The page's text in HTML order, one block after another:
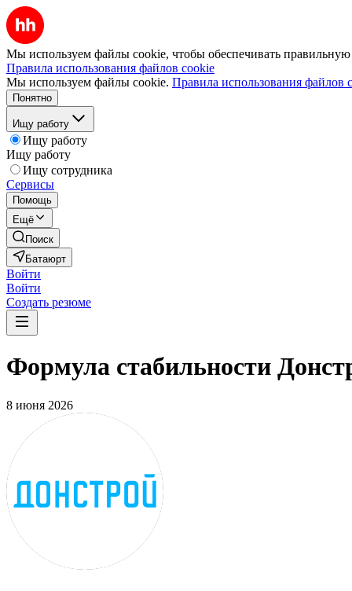
Мы используем файлы cookie, чтобы обеспечивать правильную
Правила использования файлов cookie
Мы используем файлы cookie. Правила использования файлов
Понятно
Ищу работу
Ищу работу
Ищу работу
Ищу сотрудника
Сервисы
Помощь
Ещё
Поиск
Батаюрт
Войти
Войти
Создать резюме
Формула стабильности
8 июня 2026